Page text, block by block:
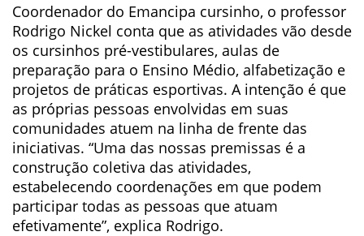
Coordenador do Emancipa cursinho, o professor
Rodrigo Nickel conta que as atividades vão desde
os cursinhos pré-vestibulares, aulas de
preparação para o Ensino Médio, alfabetização e
projetos de práticas esportivas. A intenção é que
as próprias pessoas envolvidas em suas
comunidades atuem na linha de frente das
iniciativas. “Uma das nossas premissas é a
construção coletiva das atividades,
estabelecendo coordenações em que podem
participar todas as pessoas que atuam
efetivamente”, explica Rodrigo.